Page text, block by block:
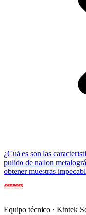
¿Cuáles son las
pulido de nailon
obtener muestras
Equipo técnico · Kintek